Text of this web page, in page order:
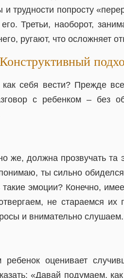
трудности попросту
Третьи, наоборот,
ругают, что осложняет
Конструктивный
себя вести? Прежде
с ребенком – без
же, должна прозвучать та
ты сильно
эмоции? Конечно,
не стараемся их
и внимательно слушаем.
оценивает
«Давай подумаем,